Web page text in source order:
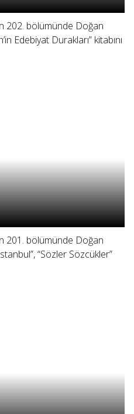
202. bölümünde Doğan
Edebiyat Durakları” kitabını
201. bölümünde Doğan
“Sözler Sözcükler”